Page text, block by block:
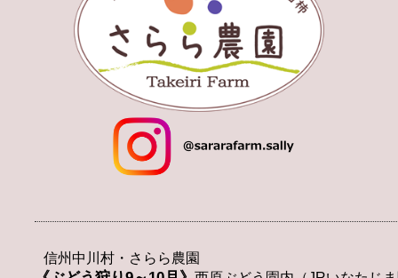
信州中川村・さらら農園